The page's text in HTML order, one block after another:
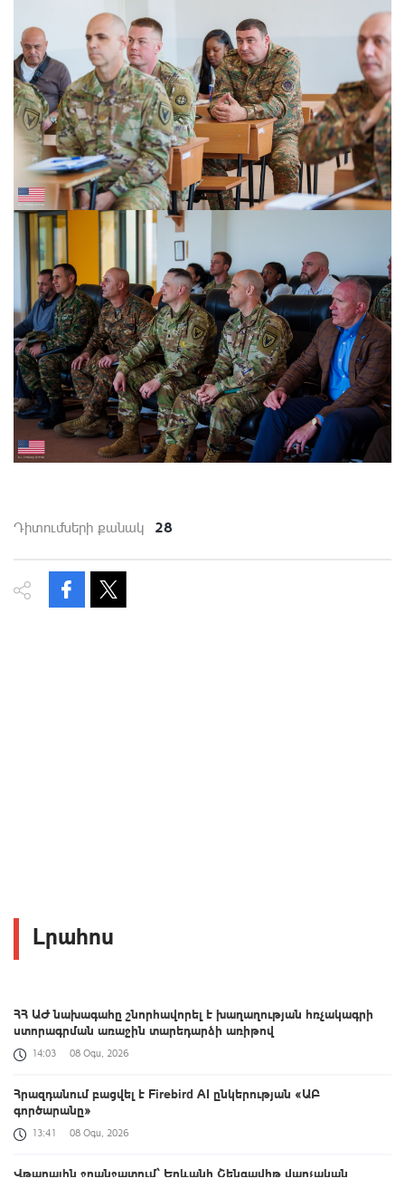
Դիտումների քանակ 28
Լրահոս
ՀՀ ԱԺ նախագահը շնորհավորել է խաղաղության հռչակագրի
ստորագրման առաջին տարեդարձի առիթով
14:03 08 Օգս, 2026
Հրազդանում բացվել է Firebird AI ընկերության «ԱԲ
գործարանը»
13:41 08 Օգս, 2026
Վթարային ջրանջատում` Երևանի Շենգավիթ վարչական